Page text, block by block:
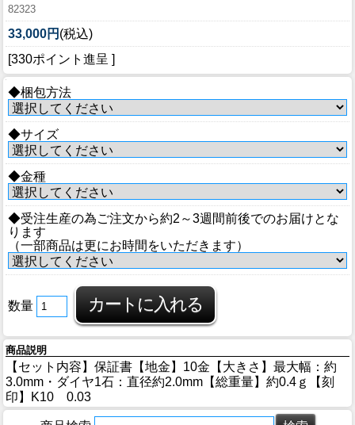
82323
33,000円 (税込)
[330ポイント進呈 ]
◆梱包方法
◆サイズ
◆金種
◆受注生産の為ご注文から約2～3週間前後でのお届けとな
ります
（一部商品は更にお時間をいただきます）
数量
商品説明
【セット内容】保証書【地金】10金【大きさ】最大幅：約
3.0mm・ダイヤ1石：直径約2.0mm【総重量】約0.4ｇ【刻
印】K10 0.03